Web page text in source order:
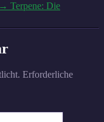
→ Terpene: Die
Erforderliche